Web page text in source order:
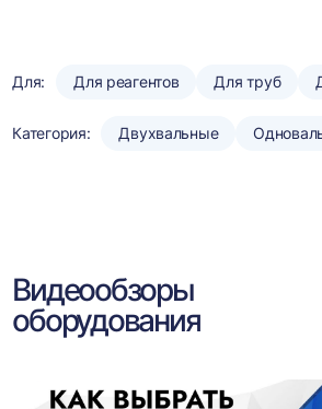
Для: Для реагентов Для труб
Категория: Двухвальные
Видеообзоры
оборудования